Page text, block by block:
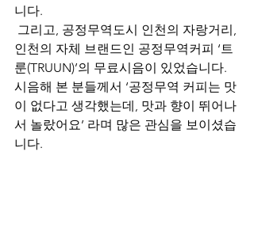
니다.
인천의 자체 브랜드인 공정무역커피 ‘트
룬(TRUUN)’의 무료시음이 있었습니다.
시음해 본 분들께서 ‘공정무역 커피는 맛
이 없다고 생각했는데, 맛과 향이 뛰어나
서 놀랐어요’ 라며 많은 관심을 보이셨습
니다.